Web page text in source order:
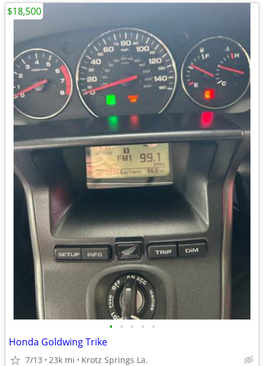
• • • • •
Honda Goldwing Trike
7/13 23k mi Krotz Springs La.
$18,500